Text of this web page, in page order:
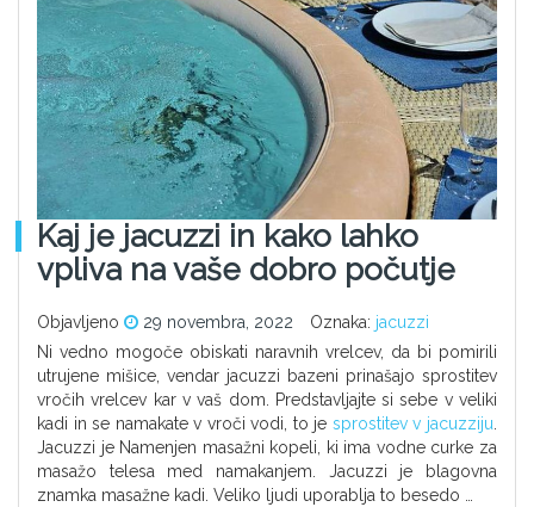
Kaj je jacuzzi in kako lahko
vpliva na vaše dobro počutje
Objavljeno 29 novembra, 2022 Oznaka: jacuzzi
Ni vedno mogoče obiskati naravnih vrelcev, da bi pomirili
utrujene mišice, vendar jacuzzi bazeni prinašajo sprostitev
vročih vrelcev kar v vaš dom. Predstavljajte si sebe v veliki
kadi in se namakate v vroči vodi, to je sprostitev v jacuzziju.
Jacuzzi je Namenjen masažni kopeli, ki ima vodne curke za
masažo telesa med namakanjem. Jacuzzi je blagovna
znamka masažne kadi. Veliko ljudi uporablja to besedo …